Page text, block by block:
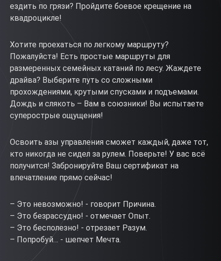
ездить по грязи? Пройдите боевое крещение на
квадроцикле!
Хотите проехаться по легкому маршруту?
Пожалуйста! Есть простые маршруты для
размеренных семейных катаний по лесу. Жаждете
драйва? Выберите путь со сложными
прохождениями, крутыми спусками и подъемами.
Дождь и слякоть – Вам в союзники! Вы испытаете
суперострые ощущения!
Освоить азы управления сможет каждый, даже тот,
кто никогда не сидел за рулем. Поверьте! У вас всё
получится! Забронируйте Ваш сертификат на
впечатление прямо сейчас!
– Это невозможно! - говорит Причина.
– Это безрассудно! - отмечает Опыт.
– Это бесполезно! - отрезает Разум.
– Попробуй… - шепчет Мечта.